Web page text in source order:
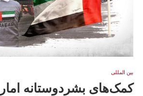
بين المللى
کمک‌های بشردوستانه